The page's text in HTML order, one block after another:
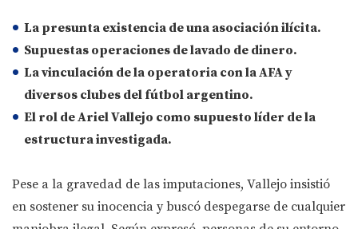
La presunta existencia de una asociación ilícita.
Supuestas operaciones delavado de dinero.
La vinculación de la operatoria con laAFAy
diversos clubes del fútbol argentino.
El rol de Ariel Vallejo como supuesto líder de la
estructura investigada.
Pese a la gravedad de las imputaciones, Vallejo insistió
en sostener su inocencia y buscó despegarse de cualquier